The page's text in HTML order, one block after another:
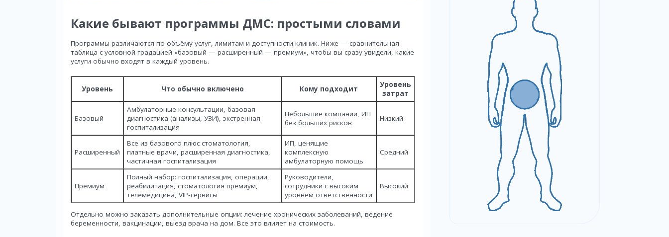
Какие бывают программы ДМС: простыми словами
Программы различаются по объёму услуг, лимитам и доступности клиник. Ниже — сравнительная
таблица с условной градацией «базовый — расширенный — премиум», чтобы вы сразу увидели, какие
услуги обычно входят в каждый уровень.
Уровень Что обычно включено Кому подходит
Уровень
затрат
Базовый
Амбулаторные консультации, базовая
диагностика (анализы, УЗИ), экстренная
госпитализация
Небольшие компании, ИП
без больших рисков
Низкий
Расширенный
Все из базового плюс стоматология,
платные врачи, расширенная диагностика,
частичная госпитализация
ИП, ценящие
комплексную
амбулаторную помощь
Средний
Премиум
Полный набор: госпитализация, операции,
реабилитация, стоматология премиум,
телемедицина, VIP‑сервисы
Руководители,
сотрудники с высоким
уровнем ответственности
Высокий
Отдельно можно заказать дополнительные опции: лечение хронических заболеваний, ведение
беременности, вакцинации, выезд врача на дом. Все это влияет на стоимость.